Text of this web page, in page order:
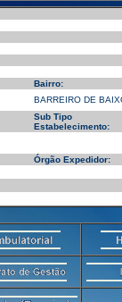
Bairro:
BARREIRO DE
Sub Tipo
Estabelecimento:
Órgão Expedidor: